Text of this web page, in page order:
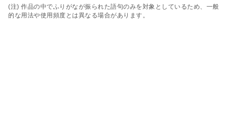
(注) 作品の中でふりがなが振られた語句のみを対象としているため、一般
的な用法や使用頻度とは異なる場合があります。